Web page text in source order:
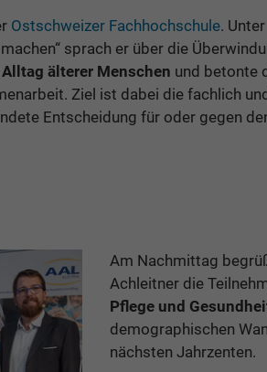
Ostschweizer Fachhochschule. Unter
sprach er über die
älterer Menschen und betonte
Ziel ist dabei die fachlich
Entscheidung für oder gegen
Am Nachmittag
Achleitner die
Pflege und
demographischen
nächsten Jahrzenten.